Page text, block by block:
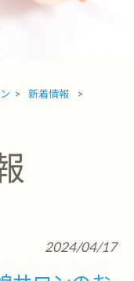
> 新着情報
>
2024/04/17